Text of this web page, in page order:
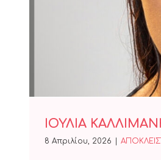
ΙΟΥΛΙΑ
ΙΟΥΛΙΑ
8 Απριλίου, 2026